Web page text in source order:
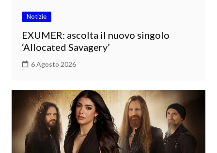
Notizie
EXUMER: ascolta il nuovo singolo
‘Allocated Savagery’
6 Agosto 2026